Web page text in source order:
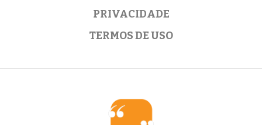
PRIVACIDADE
TERMOS DE USO